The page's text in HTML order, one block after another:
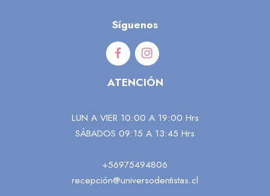
Síguenos
ATENCIÓN
LUN A VIER 10:00 A 19:00 Hrs
SÁBADOS 09:15 A 13:45 Hrs
+56975494806
recepción@universodentistas.cl